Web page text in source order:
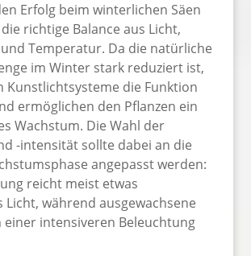
Erfolg beim winterlichen Säen
richtige Balance aus Licht,
Temperatur. Da die natürliche
im Winter stark reduziert ist,
Kunstlichtsysteme die Funktion
ermöglichen den Pflanzen ein
Wachstum. Die Wahl der
-intensität sollte dabei an die
angepasst werden:
reicht meist etwas
Licht, während ausgewachsene
einer intensiveren Beleuchtung